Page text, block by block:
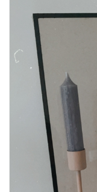
STATIONARY
OUTDOOR
ALGEMEEN